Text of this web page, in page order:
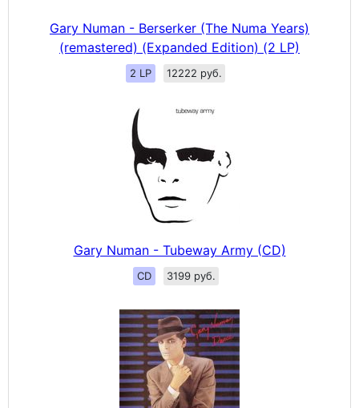
Gary Numan - Berserker (The Numa Years)
(remastered) (Expanded Edition) (2 LP)
2 LP 12222 руб.
Gary Numan - Tubeway Army (CD)
CD 3199 руб.